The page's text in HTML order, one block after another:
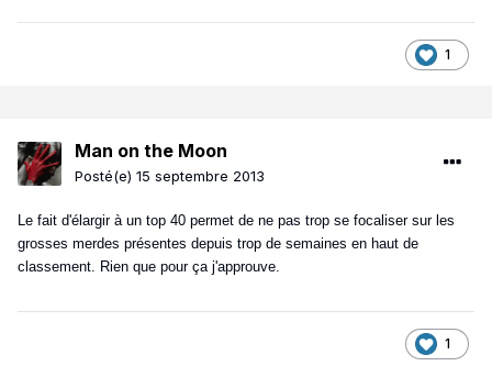
1
Man on the Moon
Posté(e) 15 septembre 2013
Le fait d'élargir à un top 40 permet de ne pas trop se focaliser sur les
grosses merdes présentes depuis trop de semaines en haut de
classement. Rien que pour ça j'approuve.
1